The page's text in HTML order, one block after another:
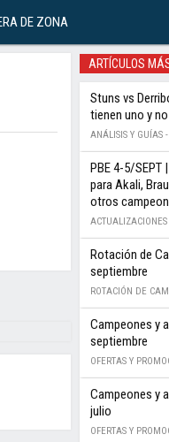
DE ZONA
ARTÍCULOS
Stuns vs
tienen uno y
ANÁLISIS Y GUÍAS -
PBE 4-5/SEPT
para Akali,
otros
Rotación de
septiembre
ROTACIÓN DE
Campeones y
septiembre
OFERTAS Y
Campeones y
julio
OFERTAS Y